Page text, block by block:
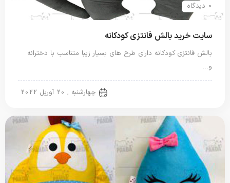
0 دیدگاه
سایت خرید بالش فانتزی کودکانه
بالش فانتزی کودکانه دارای طرح های بسیار زیبا متناسب با دخترانه
و…
چهارشنبه , 20 آوریل 2022